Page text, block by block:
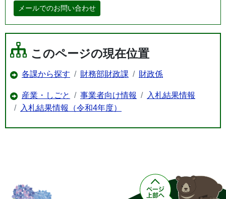
メールでのお問い合わせ
このページの現在位置
各課から探す 財務部財政課 財政係
産業・しごと 事業者向け情報
入札結果情報
入札結果情報（令和4年度）